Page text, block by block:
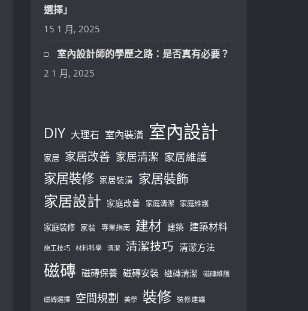
選擇」
15 1 月, 2025
室內設計師的學歷之路：是否真有必要？
2 1 月, 2025
DIY 大理石 室內裝潢 室內設計
家居 家居改善 家居清潔 家居維護
家居裝修 家居裝潢 家居裝飾
家居設計 家庭改善 家庭清潔 家庭維護
家庭裝修 家裝 專業指南 建材 建築 建築材料
施工技巧 材料科學 清潔 清潔技巧 清潔方法
磁磚 磁磚保養 磁磚安裝 磁磚清潔 磁磚維護
磁磚選擇 空間規劃 美學 裝修 裝修建議